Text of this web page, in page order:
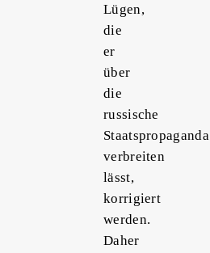
Lügen,
die
er
über
die
russische
Staatspropaganda
verbreiten
lässt,
korrigiert
werden.
Daher